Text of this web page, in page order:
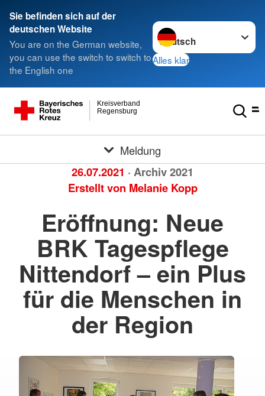
Sie befinden sich auf der
deutschen Website
You are on the German website,
you can use the switch to switch to
the English one
Sprache wechseln zu
Alles klar
Regensburg
Kreisverband
Meldung
26.07.2021 · Archiv 2021
Erstellt von Melanie Kopp
Eröffnung: Neue
BRK Tagespflege
Nittendorf – ein Plus
für die Menschen in
der Region